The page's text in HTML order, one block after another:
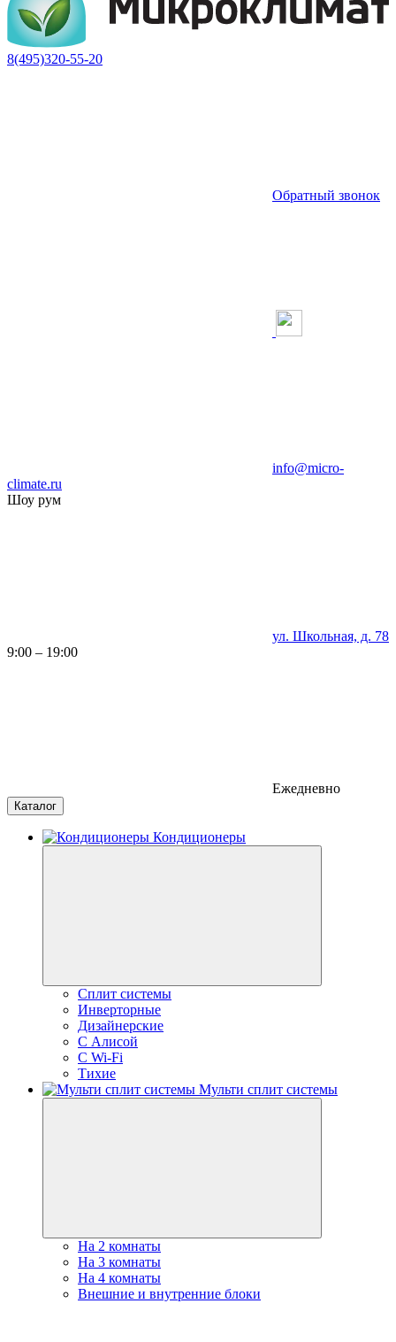
8(495)320-55-20
Обратный звонок
info@micro-
climate.ru
Шоу рум
ул. Школьная, д. 78
9:00 – 19:00
Ежедневно
Каталог
Кондиционеры
Сплит системы
Инверторные
Дизайнерские
С Алисой
C Wi-Fi
Тихие
Мульти сплит системы
На 2 комнаты
На 3 комнаты
На 4 комнаты
Внешние и внутренние блоки